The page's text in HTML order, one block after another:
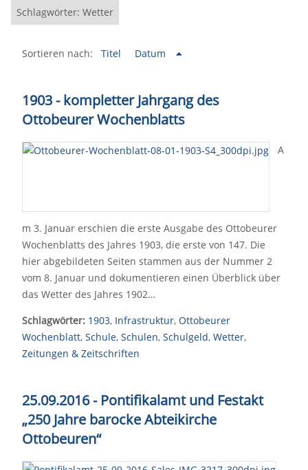
Schlagwörter: Wetter
Sortieren nach: Titel Datum
1903 - kompletter Jahrgang des
Ottobeurer Wochenblatts
A
m 3. Januar erschien die erste Ausgabe des Ottobeurer
Wochenblatts des Jahres 1903, die erste von 147. Die
hier abgebildeten Seiten stammen aus der Nummer 2
vom 8. Januar und dokumentieren einen Überblick über
das Wetter des Jahres 1902…
Schlagwörter: 1903, Infrastruktur, Ottobeurer
Wochenblatt, Schule, Schulen, Schulgeld, Wetter,
Zeitungen & Zeitschriften
25.09.2016 - Pontifikalamt und Festakt
„250 Jahre barocke Abteikirche
Ottobeuren“